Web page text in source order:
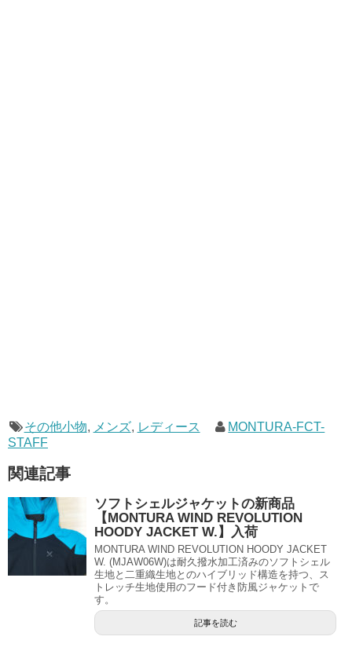
その他小物, メンズ, レディース
MONTURA-FCT-
STAFF
関連記事
ソフトシェルジャケットの新商品
【MONTURA WIND REVOLUTION
HOODY JACKET W.】入荷
MONTURA WIND REVOLUTION HOODY JACKET
W. (MJAW06W)は耐久撥水加工済みのソフトシェル
生地と二重織生地とのハイブリッド構造を持つ、ス
トレッチ生地使用のフード付き防風ジャケットで
す。
記事を読む